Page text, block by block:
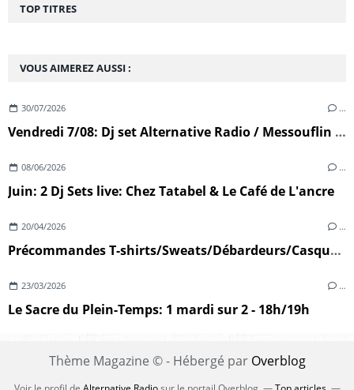
VOUS AIMEREZ AUSSI :
30/07/2026 …
Vendredi 7/08: Dj set Alternative Radio / Messouflin (Ploumoguer)
08/06/2026 …
Juin: 2 Dj Sets live: Chez Tatabel & Le Café de L'ancre
20/04/2026 …
Précommandes T-shirts/Sweats/Débardeurs/Casquettes
23/03/2026 …
Le Sacre du Plein-Temps: 1 mardi sur 2 - 18h/19h
TOP TITRES
Thème Magazine © - Hébergé par Overblog